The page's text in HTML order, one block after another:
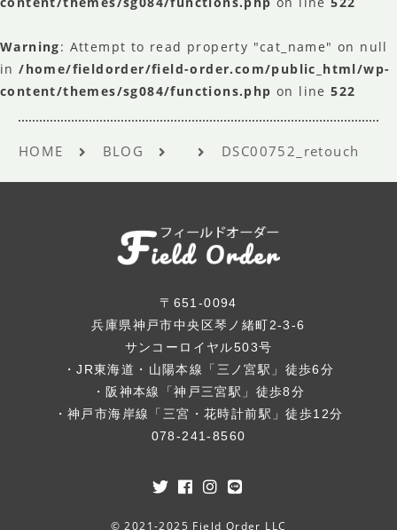
Warning: Attempt to read property "cat_name" on null
in/home/fieldorder/field-order.com/public_html/wp-
content/themes/sg084/functions.php on line522
HOME BLOG DSC00752_retouch
〒651-0094
兵庫県神戸市中央区琴ノ緒町2-3-6
サンコーロイヤル503号
・JR東海道・山陽本線「三ノ宮駅」徒歩6分
・阪神本線「神戸三宮駅」徒歩8分
・神戸市海岸線「三宮・花時計前駅」徒歩12分
078-241-8560
© 2021-2025 Field Order LLC